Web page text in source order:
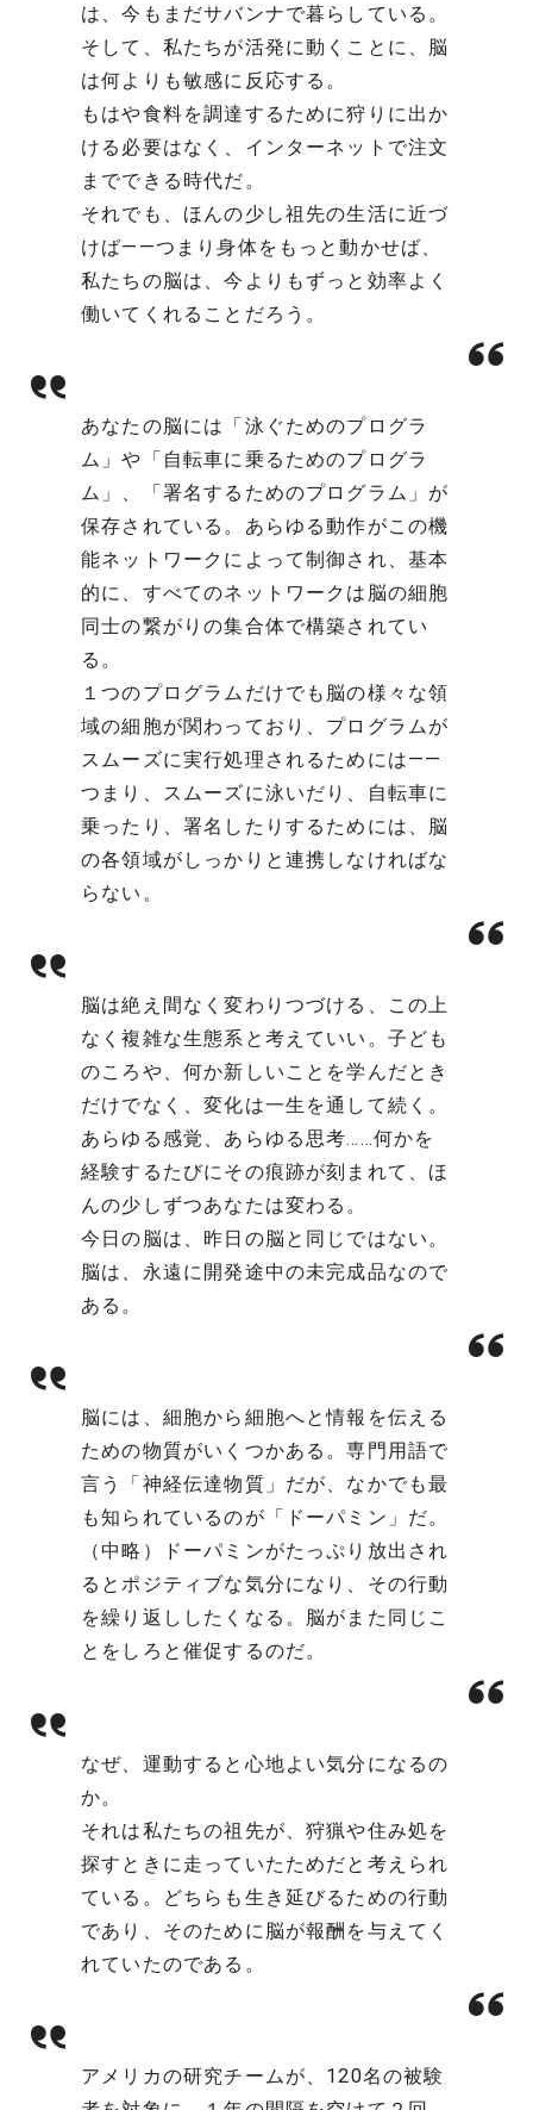
は、今もまだサバンナで暮らしている。
そして、私たちが活発に動くことに、脳
は何よりも敏感に反応する。
もはや食料を調達するために狩りに出か
ける必要はなく、インターネットで注文
までできる時代だ。
それでも、ほんの少し祖先の生活に近づ
けば――つまり身体をもっと動かせば、
私たちの脳は、今よりもずっと効率よく
働いてくれることだろう。
あなたの脳には「泳ぐためのプログラ
ム」や「自転車に乗るためのプログラ
ム」、「署名するためのプログラム」が
保存されている。あらゆる動作がこの機
能ネットワークによって制御され、基本
的に、すべてのネットワークは脳の細胞
同士の繋がりの集合体で構築されてい
る。
１つのプログラムだけでも脳の様々な領
域の細胞が関わっており、プログラムが
スムーズに実行処理されるためには――
つまり、スムーズに泳いだり、自転車に
乗ったり、署名したりするためには、脳
の各領域がしっかりと連携しなければな
らない。
脳は絶え間なく変わりつづける、この上
なく複雑な生態系と考えていい。子ども
のころや、何か新しいことを学んだとき
だけでなく、変化は一生を通して続く。
あらゆる感覚、あらゆる思考……何かを
経験するたびにその痕跡が刻まれて、ほ
んの少しずつあなたは変わる。
今日の脳は、昨日の脳と同じではない。
脳は、永遠に開発途中の未完成品なので
ある。
脳には、細胞から細胞へと情報を伝える
ための物質がいくつかある。専門用語で
言う「神経伝達物質」だが、なかでも最
も知られているのが「ドーパミン」だ。
（中略）ドーパミンがたっぷり放出され
るとポジティブな気分になり、その行動
を繰り返ししたくなる。脳がまた同じこ
とをしろと催促するのだ。
なぜ、運動すると心地よい気分になるの
か。
それは私たちの祖先が、狩猟や住み処を
探すときに走っていたためだと考えられ
ている。どちらも生き延びるための行動
であり、そのために脳が報酬を与えてく
れていたのである。
アメリカの研究チームが、120名の被験